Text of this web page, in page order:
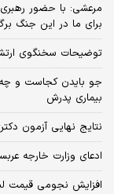
مرعشی: با حضور
برای ما در این جنگ
توضیحات سخنگوی
جو بایدن کجاست و چه
بیماری پدرش
نتایج نهایی آزمون دکتری سال ۱۴۰۵ چه زمانی
ادعای وزارت خارجه
افزایش نجومی قیمت